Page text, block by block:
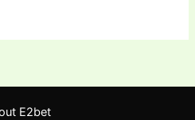
E2bet